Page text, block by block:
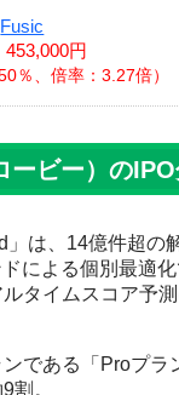
Fusic
453,000円
％、倍率：3.27倍
ービー）の
」は、14億件超の
による個別最適
タイムスコア予
である「Proプラ
割。